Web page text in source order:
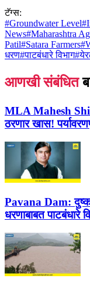
टॅग्स:
#Groundwater Level#
News#Maharashtra
Patil#Satara Farmers#
धरण#पाटबंधारे विभाग#
आणखी संबंधित
MLA Mahesh
ठरणार खास!
Pavana Dam:
धरणाबाबत पाटबंधारे